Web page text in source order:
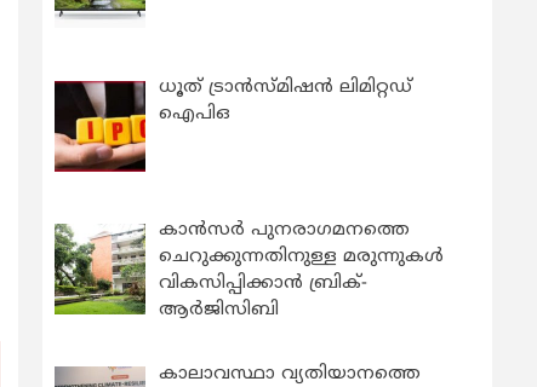
ധൂത് ട്രാൻസ്മിഷൻ ലിമിറ്റഡ്
ഐപിഒ
കാന്‍സര്‍ പുനരാഗമനത്തെ
ചെറുക്കുന്നതിനുള്ള മരുന്നുകള്‍
വികസിപ്പിക്കാന്‍ ബ്രിക്-
ആര്‍ജിസിബി
കാലാവസ്ഥാ വ്യതിയാനത്തെ